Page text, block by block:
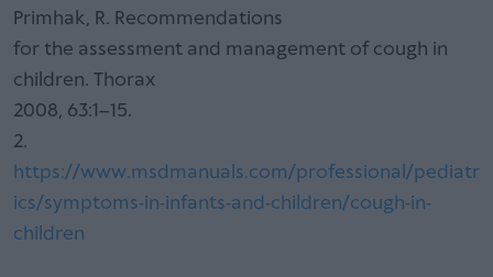
Primhak, R. Recommendations
for the assessment and management of cough in
children. Thorax
2008, 63:1–15.
2.
https://www.msdmanuals.com/professional/pediatr
ics/symptoms-in-infants-and-children/cough-in-
children